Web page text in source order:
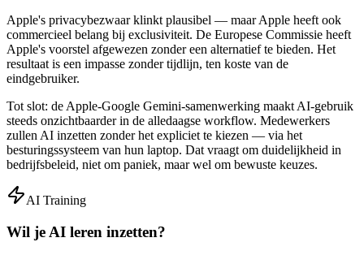
Apple's privacybezwaar klinkt plausibel — maar Apple heeft ook
commercieel belang bij exclusiviteit. De Europese Commissie heeft
Apple's voorstel afgewezen zonder een alternatief te bieden. Het
resultaat is een impasse zonder tijdlijn, ten koste van de
eindgebruiker.
Tot slot: de Apple-Google Gemini-samenwerking maakt AI-gebruik
steeds onzichtbaarder in de alledaagse workflow. Medewerkers
zullen AI inzetten zonder het expliciet te kiezen — via het
besturingssysteem van hun laptop. Dat vraagt om duidelijkheid in
bedrijfsbeleid, niet om paniek, maar wel om bewuste keuzes.
AI Training
Wil je AI leren inzetten?